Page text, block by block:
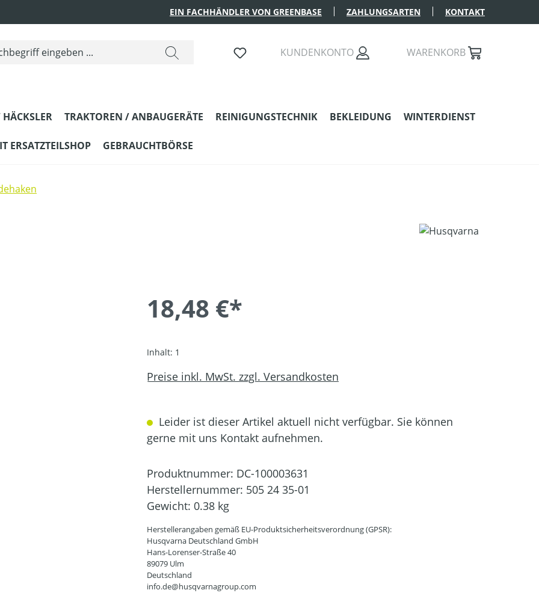
EIN FACHHÄNDLER VON GREENBASE ZAHLUNGSARTEN KONTAKT
KUNDENKONTO WARENKORB
TRAKTOREN / ANBAUGERÄTE REINIGUNGSTECHNIK BEKLEIDUNG WINTERDIENST
ERSATZTEILSHOP GEBRAUCHTBÖRSE
18,48 €*
Inhalt: 1
Preise inkl. MwSt. zzgl. Versandkosten
Leider ist dieser Artikel aktuell nicht verfügbar. Sie können
gerne mit uns Kontakt aufnehmen.
Produktnummer: DC-100003631
Herstellernummer: 505 24 35-01
Gewicht: 0.38 kg
Herstellerangaben gemäß EU-Produktsicherheitsverordnung (GPSR):
Husqvarna Deutschland GmbH
Hans-Lorenser-Straße 40
89079 Ulm
Deutschland
info.de@husqvarnagroup.com